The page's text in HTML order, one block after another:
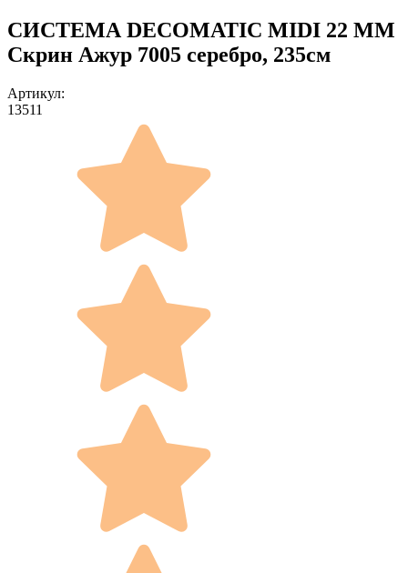
СИСТЕМА DECOMATIC MIDI 22 ММ
Скрин Ажур 7005 серебро, 235см
Артикул:
13511